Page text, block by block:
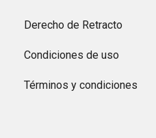
Derecho de Retracto
Condiciones de uso
Términos y condiciones